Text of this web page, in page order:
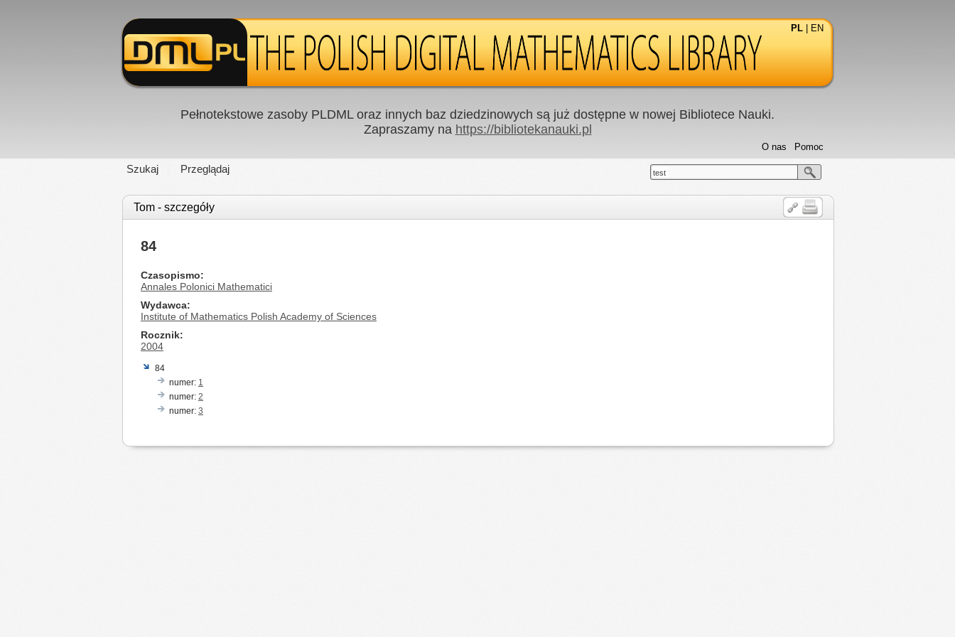
PL EN
Pełnotekstowe zasoby PLDML oraz innych baz dziedzinowych są już dostępne w nowej Bibliotece Nauki.
Zapraszamy na https://bibliotekanauki.pl
Szukaj Przeglądaj
Pomoc
O nas
test
Tom - szczegóły
84
Czasopismo
Annales Polonici Mathematici
Wydawca
Institute of Mathematics Polish Academy of Sciences
Rocznik
2004
84
numer: 1
numer: 2
numer: 3